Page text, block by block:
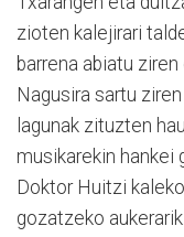
zioten kalejirari
barrena abiatu
Nagusira sartu
lagunak zituzten
musikarekin hankei
Doktor Huitzi
gozatzeko